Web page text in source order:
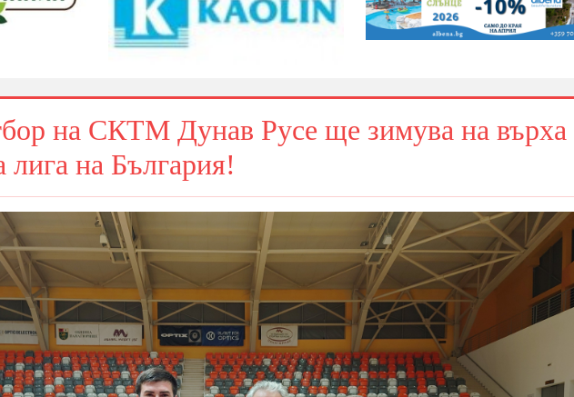
на СКТМ Дунав Русе ще зимува на върха
на България!